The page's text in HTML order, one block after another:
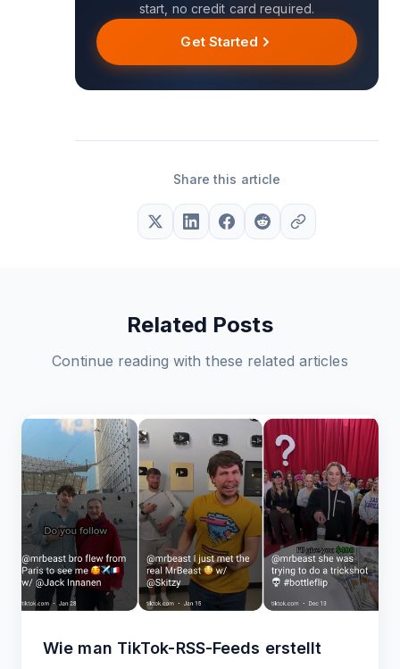
start, no credit card required.
Get Started
Share this article
Related Posts
Continue reading with these related articles
Wie man TikTok-RSS-Feeds erstellt